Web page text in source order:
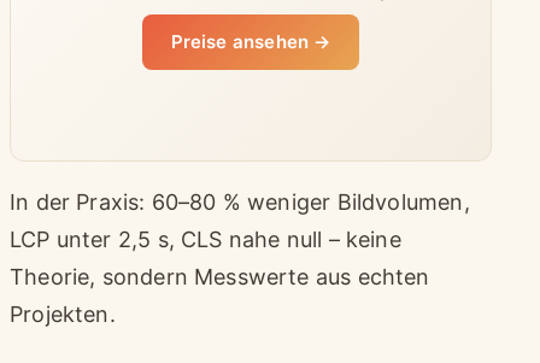
Preise ansehen →
In der Praxis: 60–80 % weniger Bildvolumen,
LCP unter 2,5 s, CLS nahe null – keine
Theorie, sondern Messwerte aus echten
Projekten.